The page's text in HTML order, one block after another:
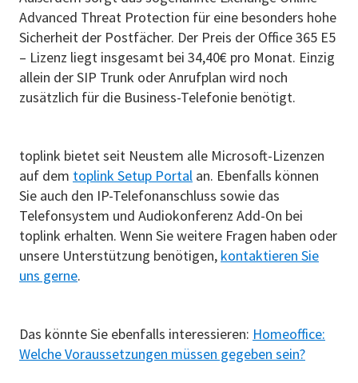
Advanced Threat Protection für eine besonders hohe
Sicherheit der Postfächer. Der Preis der Office 365 E5
– Lizenz liegt insgesamt bei 34,40€ pro Monat. Einzig
allein der SIP Trunk oder Anrufplan wird noch
zusätzlich für die Business-Telefonie benötigt.
toplink bietet seit Neustem alle Microsoft-Lizenzen
auf dem toplink Setup Portal an. Ebenfalls können
Sie auch den IP-Telefonanschluss sowie das
Telefonsystem und Audiokonferenz Add-On bei
toplink erhalten. Wenn Sie weitere Fragen haben oder
unsere Unterstützung benötigen, kontaktieren Sie
uns gerne.
Das könnte Sie ebenfalls interessieren: Homeoffice:
Welche Voraussetzungen müssen gegeben sein?